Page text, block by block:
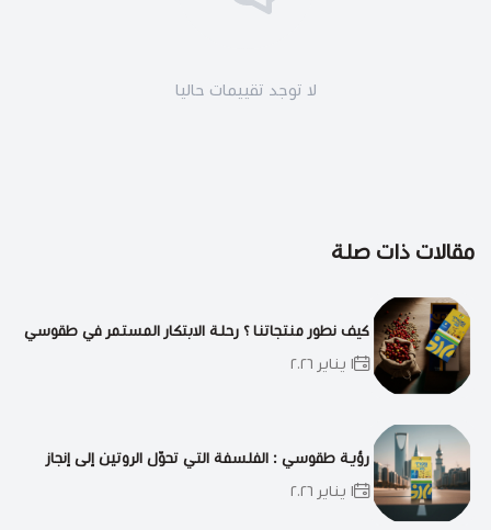
لا توجد تقييمات حاليا
مقالات ذات صلة
كيف نطور منتجاتنا ؟ رحلة الابتكار المستمر في طقوسي
١ يناير ٢٠٢٦
رؤية طقوسي : الفلسفة التي تحوّل الروتين إلى إنجاز
١ يناير ٢٠٢٦